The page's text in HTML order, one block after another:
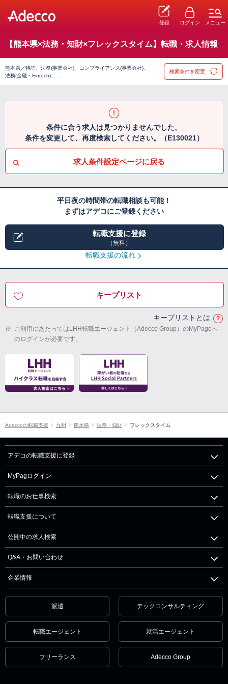
登録 ログイン メニュー
【熊本県×法務・知財×フレックスタイム】転職・求人情報
熊本県／特許、法務(事業会社)、コンプライアンス(事業会社)、
法務(金融・Fintech)、 …
検索条件を変更
条件に合う求人は見つかりませんでした。
条件を変更して、再度検索してください。（E130021）
求人条件設定ページに戻る
平日夜の時間帯の転職相談も可能！
まずはアデコにご登録ください
転職支援に登録
（無料）
転職支援の流れ
キープリスト
キープリストとは
※ ご利用にあたってはLHH転職エージェント（Adecco Group）のMyPageへ
のログインが必要です。
Adeccoの転職支援 九州 熊本県 法務・知財 フレックスタイム
アデコの転職支援に登録
MyPagログイン
転職のお仕事検索
転職支援について
公開中の求人検索
Q&A・お問い合わせ
企業情報
派遣 テックコンサルティング
転職エージェント 就活エージェント
フリーランス Adecco Group